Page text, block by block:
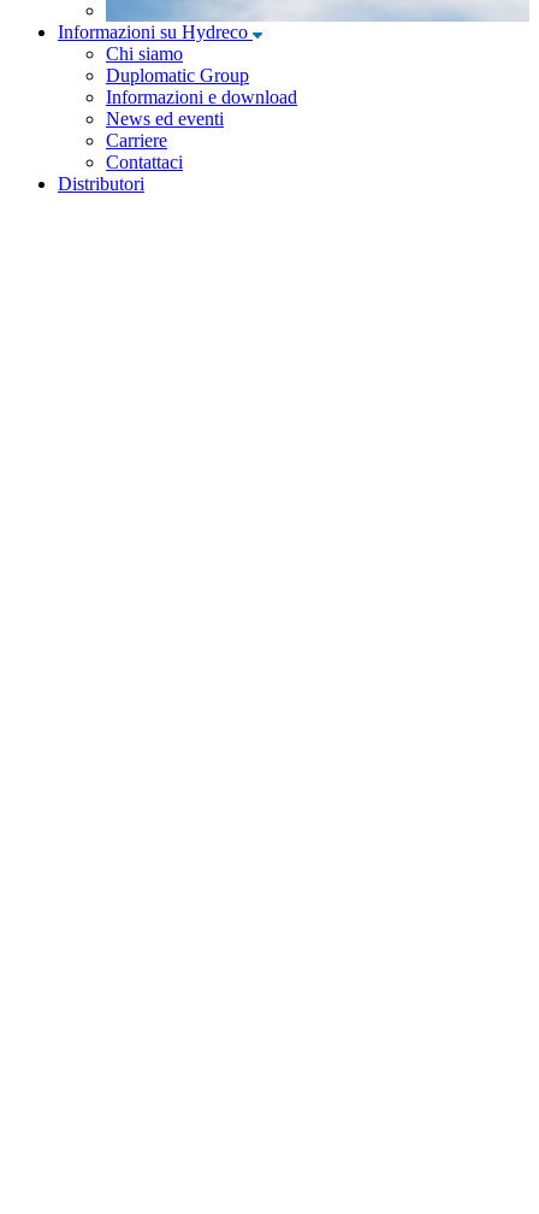
Informazioni su Hydreco
Chi siamo
Duplomatic Group
Informazioni e download
News ed eventi
Carriere
Contattaci
Distributori